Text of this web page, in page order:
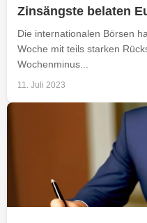
Zinsängste belaten
Die internationalen Börsen
Woche mit teils starken
Wochenminus...
11. Juli 2023